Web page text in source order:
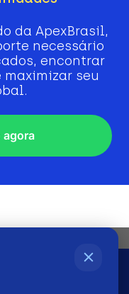
da ApexBrasil,
necessário
encontrar
seu
agora